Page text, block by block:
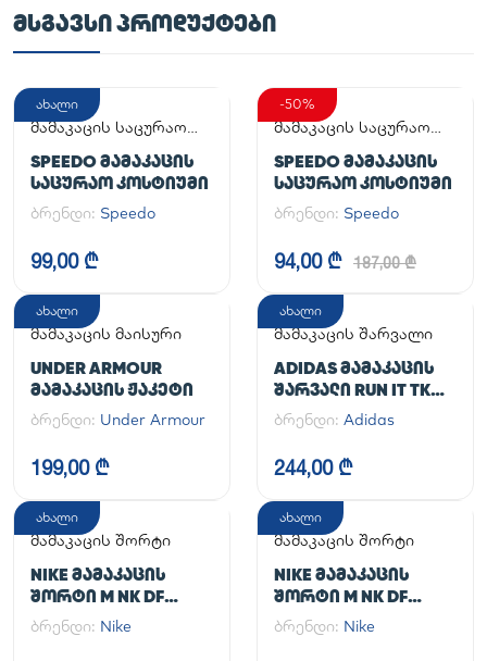
ᲛᲡᲒᲐᲕᲡᲘ ᲞᲠᲝᲓᲣᲥᲢᲔᲑᲘ
ახალი
მამაკაცის საცურაო
SPEEDO ᲛᲐᲛᲐᲙᲐᲪᲘᲡ
ᲡᲐᲪᲣᲠᲐᲝ ᲙᲝᲡᲢᲘᲣᲛᲘ
ბრენდი: Speedo
99,00 ₾
-50%
მამაკაცის საცურაო
SPEEDO ᲛᲐᲛᲐᲙᲐᲪᲘᲡ
ᲡᲐᲪᲣᲠᲐᲝ ᲙᲝᲡᲢᲘᲣᲛᲘ
ბრენდი: Speedo
94,00 ₾ 187,00 ₾
ახალი
მამაკაცის მაისური
UNDER ARMOUR
ᲛᲐᲛᲐᲙᲐᲪᲘᲡ ᲟᲐᲙᲔᲢᲘ
ბრენდი: Under Armour
199,00 ₾
ახალი
მამაკაცის შარვალი
ADIDAS ᲛᲐᲛᲐᲙᲐᲪᲘᲡ
ᲨᲐᲠᲕᲐᲚᲘ RUN IT TKO
PANT
ბრენდი: Adidas
244,00 ₾
ახალი
მამაკაცის შორტი
NIKE ᲛᲐᲛᲐᲙᲐᲪᲘᲡ
ᲨᲝᲠᲢᲘ M NK DF
UNLIMITED WVN 7IN
ბრენდი: Nike
ახალი
მამაკაცის შორტი
NIKE ᲛᲐᲛᲐᲙᲐᲪᲘᲡ
ᲨᲝᲠᲢᲘ M NK DF
UNLIMITED WVN 7IN
2IN1
ბრენდი: Nike